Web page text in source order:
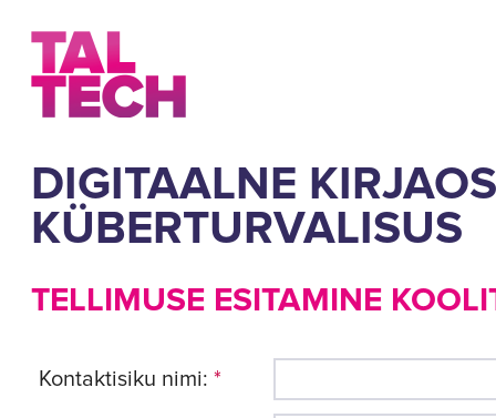
DIGITAALNE
KÜBERTURVALISUS
TELLIMUSE ESITAMINE
Kontaktisiku nimi: *